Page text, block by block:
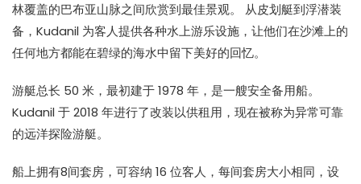
林覆盖的巴布亚山脉之间欣赏到最佳景观。 从皮划艇到浮潜装
备，Kudanil 为客人提供各种水上游乐设施，让他们在沙滩上的
任何地方都能在碧绿的海水中留下美好的回忆。
游艇总长 50 米，最初建于 1978 年，是一艘安全备用船。
Kudanil 于 2018 年进行了改装以供租用，现在被称为异常可靠
的远洋探险游艇。
船上拥有8间套房，可容纳 16 位客人，每间套房大小相同，设